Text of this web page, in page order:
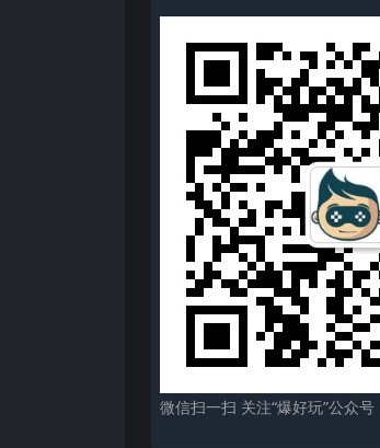
微信扫一扫 关注“爆好玩”公众号